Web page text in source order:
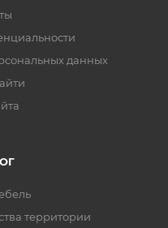
данных
территории